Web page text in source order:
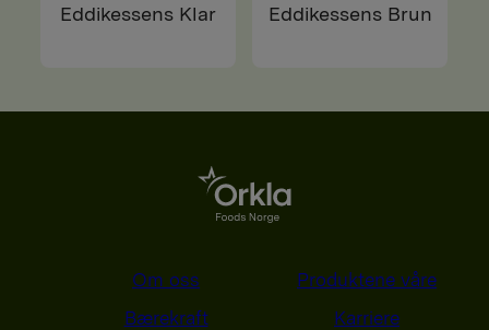
Eddikessens Klar Eddikessens Brun
Om oss
Produktene våre
Bærekraft
Karriere